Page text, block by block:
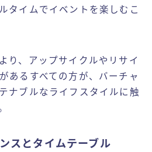
タイムでイベントを楽しむこ
り、アップサイクルやリサイ
あるすべての方が、バーチャ
ナブルなライフスタイルに触
スとタイムテーブル